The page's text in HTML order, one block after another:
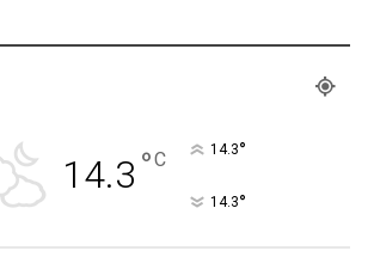
14.3 °C 14.3°
14.3°